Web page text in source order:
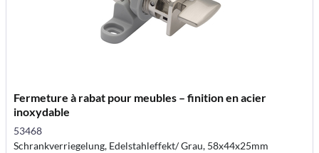
Fermeture à rabat pour meubles – finition en acier
inoxydable
53468
Schrankverriegelung, Edelstahleffekt/ Grau, 58x44x25mm